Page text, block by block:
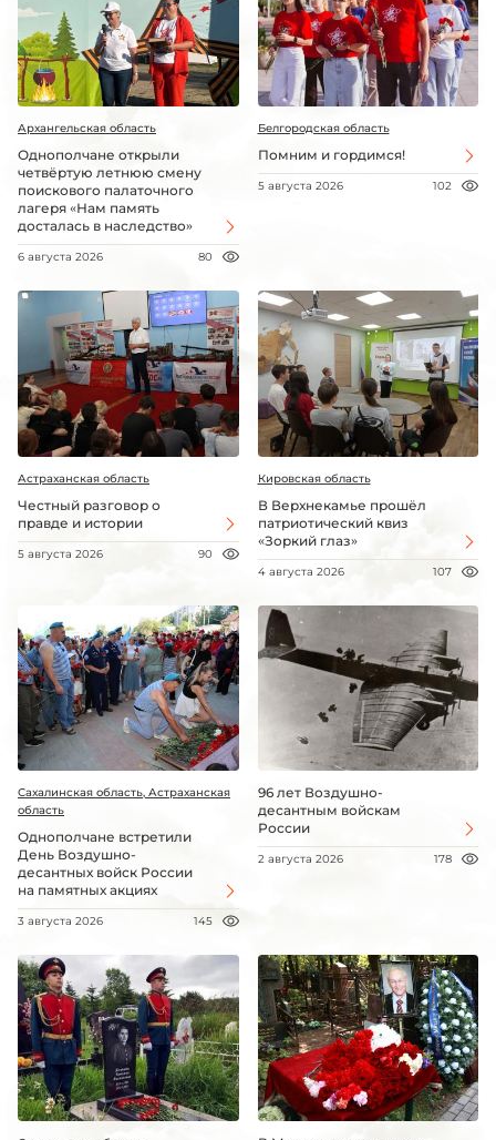
Архангельская область
Однополчане открыли
четвёртую летнюю смену
поискового палаточного
лагеря «Нам память
досталась в наследство»
6 августа 2026 80
Белгородская область
Помним и гордимся!
5 августа 2026 102
Астраханская область
Честный разговор о
правде и истории
5 августа 2026 90
Кировская область
В Верхнекамье прошёл
патриотический квиз
«Зоркий глаз»
4 августа 2026 107
Сахалинская область, Астраханская
область
Однополчане встретили
День Воздушно-
десантных войск России
на памятных акциях
3 августа 2026 145
96 лет Воздушно-
десантным войскам
России
2 августа 2026 178